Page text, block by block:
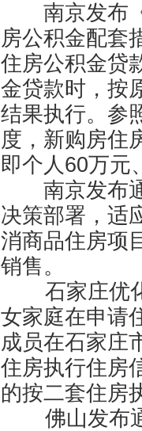
南京发布《
房公积金配套
住房公积金贷
金贷款时，按
结果执行。参
度，新购房住
即个人60万元
南京发布通
决策部署，适
消商品住房项
销售。
石家庄优化
女家庭在申请
成员在石家庄
住房执行住房
的按二套住房
佛山发布通